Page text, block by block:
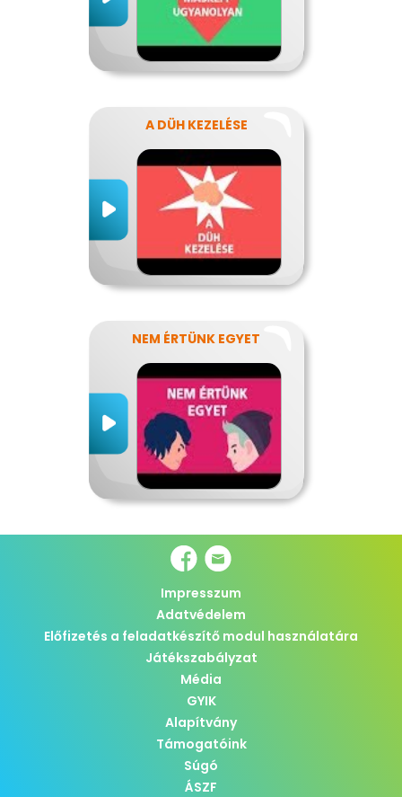
A DÜH KEZELÉSE
NEM ÉRTÜNK EGYET
Impresszum
Adatvédelem
Előfizetés a feladatkészítő modul használatára
Játékszabályzat
Média
GYIK
Alapítvány
Támogatóink
Súgó
ÁSZF